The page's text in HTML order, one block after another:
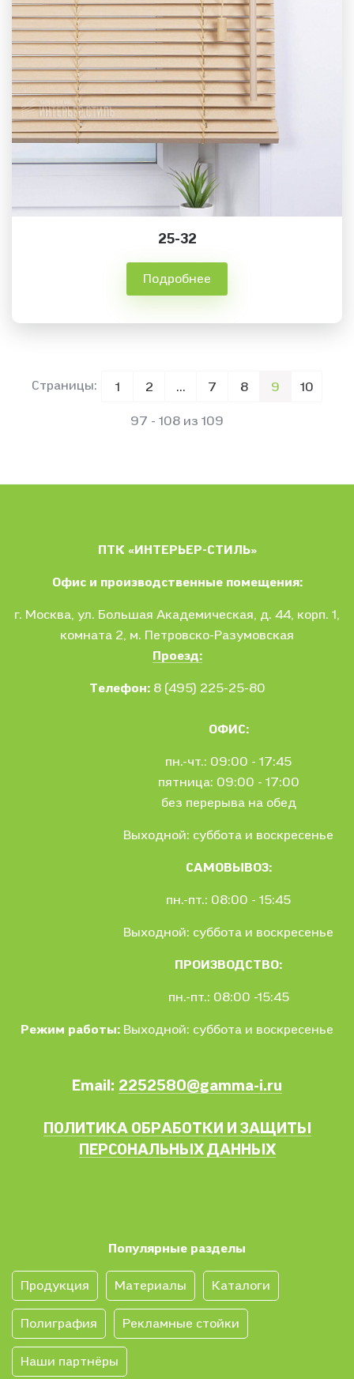
25-32
Подробнее
Страницы: 1 2 ... 7 8 9 10
97 - 108 из 109
ПТК «ИНТЕРЬЕР-СТИЛЬ»
Офис и производственные помещения:
г. Москва, ул. Большая Академическая, д. 44, корп. 1,
комната 2, м. Петровско-Разумовская
Проезд:
Телефон: 8 (495) 225-25-80
Режим работы:
ОФИС:
пн.-чт.: 09:00 - 17:45
пятница: 09:00 - 17:00
без перерыва на обед
Выходной: суббота и воскресенье
САМОВЫВОЗ:
пн.-пт.: 08:00 - 15:45
Выходной: суббота и воскресенье
ПРОИЗВОДСТВО:
пн.-пт.: 08:00 -15:45
Выходной: суббота и воскресенье
Email: 2252580@gamma-i.ru
ПОЛИТИКА ОБРАБОТКИ И ЗАЩИТЫ
ПЕРСОНАЛЬНЫХ ДАННЫХ
Популярные разделы
Продукция Материалы Каталоги
Полиграфия Рекламные стойки
Наши партнёры